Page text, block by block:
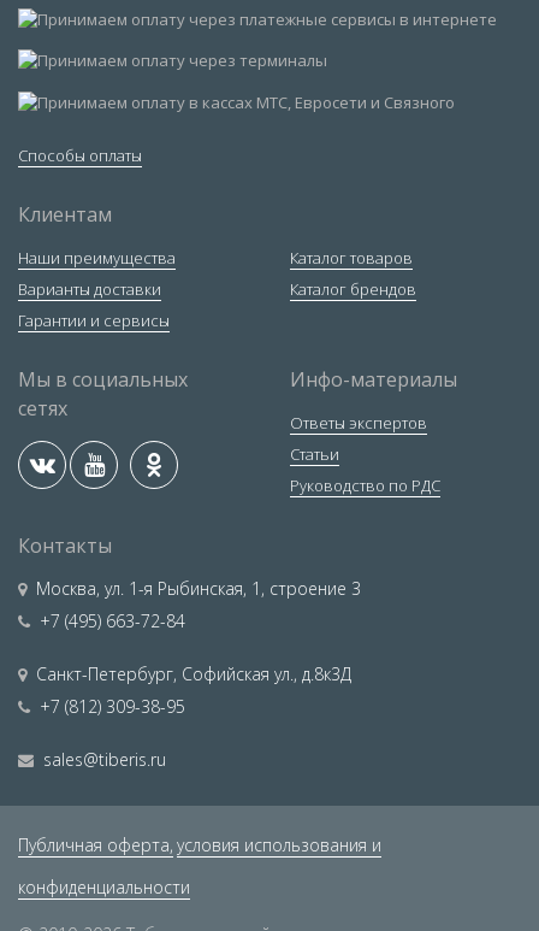
Способы оплаты
Клиентам
Наши преимущества
Варианты доставки
Гарантии и сервисы
Каталог товаров
Каталог брендов
Мы в социальных
сетях
Инфо-материалы
Ответы экспертов
Статьи
Руководство по РДС
Контакты
Москва, ул. 1-я Рыбинская, 1, строение 3
+7 (495) 663-72-84
Санкт-Петербург, Софийская ул., д.8к3Д
+7 (812) 309-38-95
sales@tiberis.ru
Публичная оферта, условия использования и
конфиденциальности